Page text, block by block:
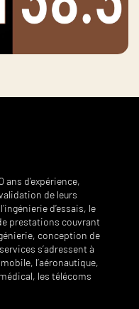
d’expérience,
de leurs
d’essais, le
prestations couvrant
conception de
s’adressent à
l’aéronautique,
les télécoms